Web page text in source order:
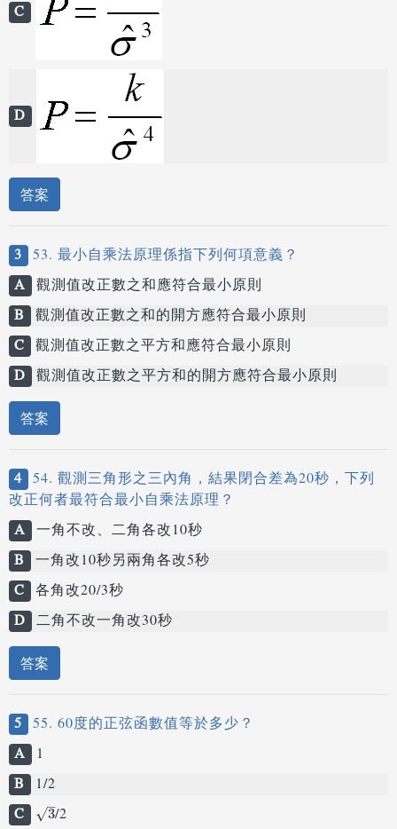
C
D
答案
3 53. 最小自乘法原理係指下列何項意義？
A 觀測值改正數之和應符合最小原則
B 觀測值改正數之和的開方應符合最小原則
C 觀測值改正數之平方和應符合最小原則
D 觀測值改正數之平方和的開方應符合最小原則
答案
4 54. 觀測三角形之三內角，結果閉合差為20秒，下列
改正何者最符合最小自乘法原理？
A 一角不改、二角各改10秒
B 一角改10秒另兩角各改5秒
C 各角改20/3秒
D 二角不改一角改30秒
答案
5 55. 60度的正弦函數值等於多少？
A
1
B
1/2
C
3
–
√
3 /2